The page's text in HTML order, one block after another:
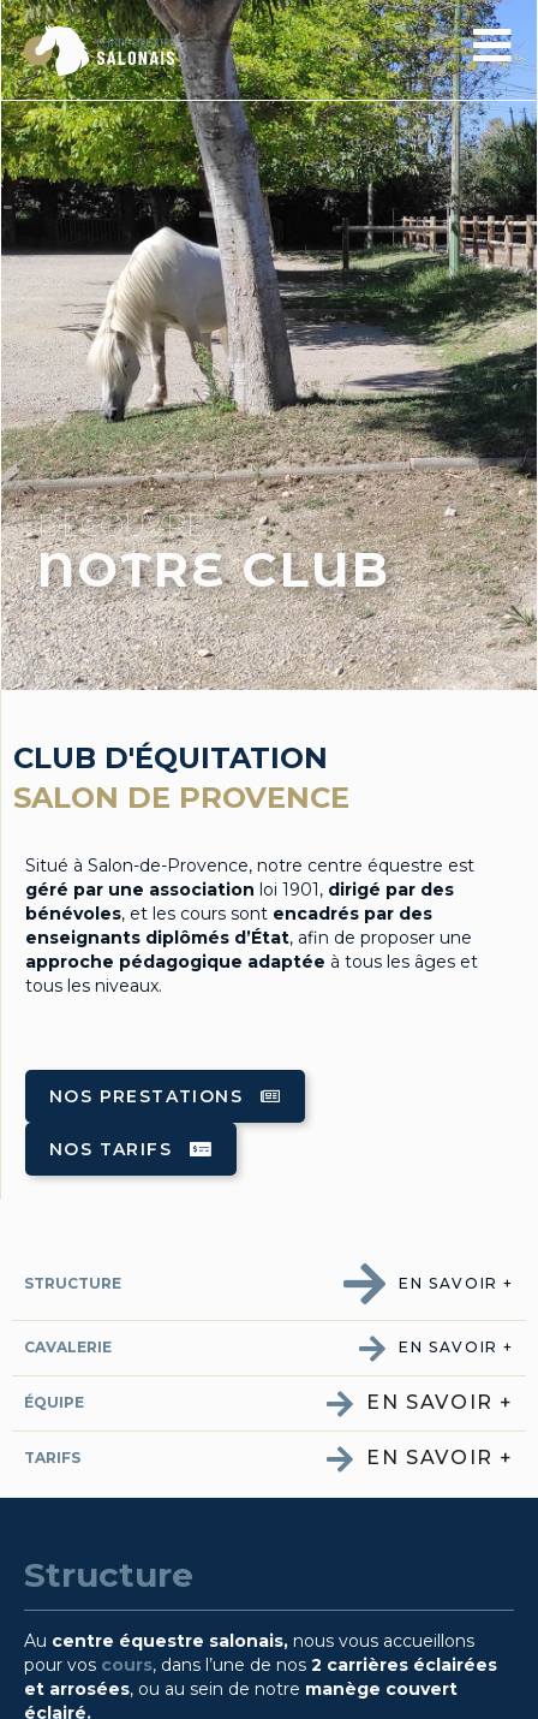
DÉCOUVREZ
NOTRE CLUB
CLUB D'ÉQUITATION
SALON DE PROVENCE
Situé à Salon-de-Provence, notre centre équestre est
géré par une association loi 1901, dirigé par des
bénévoles, et les cours sont encadrés par des
enseignants diplômés d’État, afin de proposer une
approche pédagogique adaptée à tous les âges et
tous les niveaux.
NOS PRESTATIONS
NOS TARIFS
STRUCTURE EN SAVOIR +
CAVALERIE EN SAVOIR +
ÉQUIPE EN SAVOIR +
TARIFS EN SAVOIR +
Structure
Au centre équestre salonais, nous vous accueillons
pour vos cours, dans l’une de nos 2 carrières éclairées
et arrosées, ou au sein de notre manège couvert
éclairé.